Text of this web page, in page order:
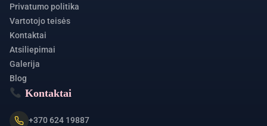
Privatumo politika
Vartotojo teisės
Kontaktai
Atsiliepimai
Galerija
Blog
Kontaktai
+370 624 19887